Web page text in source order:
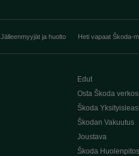
Jälleenmyyjät ja huolto Heti vapaat Škoda-
Edut
Osta Škoda
Škoda
Škodan Vakuutus
Joustava
Škoda